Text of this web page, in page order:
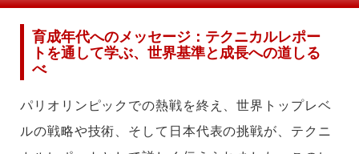
育成年代へのメッセージ：テクニカルレポー
トを通して学ぶ、世界基準と成長への道しる
べ
パリオリンピックでの熱戦を終え、世界トップレベ
ルの戦略や技術、そして日本代表の挑戦が、テクニ